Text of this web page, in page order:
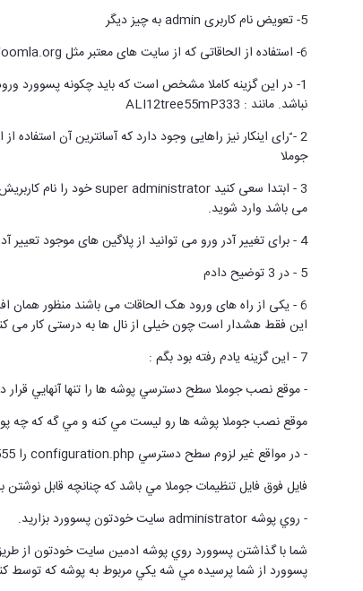
5- تعویض نام کاربری admin به چیز دیگر
6- استفاده از الحاقاتی که از سایت های معتبر مثل joomla.org تهیه شده اند.
1- در این گزینه کاملا مشخص است که باید چکونه پسوورد
نباشد. مانند : ALI12tree55mP333
2 - ّرای اینکار نیز راهایی وجود دارد که آسانترین آن
جوملا
می باشد وارد شوید.
4 - برای تغییر آدر ورو می توانید از پلاگین های موجود تعییر آدرس ورود به ادمین جوملا استفاده نمایید
5 - در 3 توضیح دادم
6 - یکی از راه های ورود هک الحاقات می باشند منظور همان
این فقط هشدار است چون خیلی از نال ها به درستی کار می
7 - این گزینه یادم رفته بود بگم :
- موقع نصب جوملا سطح دسترسي پوشه ها را تنها آنهايي
موقع نصب جوملا پوشه ها رو ليست مي كنه و مي گه كه چه
- در مواقع غير لزوم سطح دسترسي configuration.php را 555 قرار دهيد.
فايل فوق فايل تنظيمات جوملا مي باشد كه چنانچه قابل نوشتن باشه
- روي پوشه administrator سايت خودتون پسوورد بزاريد.
شما با گذاشتن پسوورد روي پوشه ادمين سايت خودتون از
پسوورد از شما پرسيده مي شه يكي مربوط به پوشه كه توسط